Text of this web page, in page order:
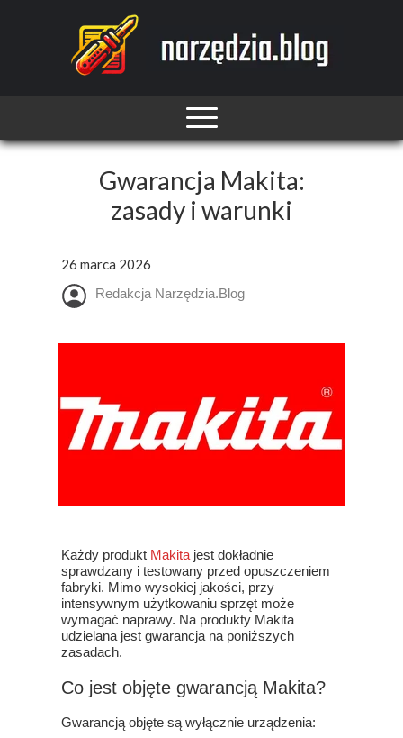
Gwarancja Makita:
zasady i warunki
26 marca 2026
Redakcja Narzędzia.Blog
Każdy produkt Makita jest dokładnie
sprawdzany i testowany przed opuszczeniem
fabryki. Mimo wysokiej jakości, przy
intensywnym użytkowaniu sprzęt może
wymagać naprawy. Na produkty Makita
udzielana jest gwarancja na poniższych
zasadach.
Co jest objęte gwarancją Makita?
Gwarancją objęte są wyłącznie urządzenia: